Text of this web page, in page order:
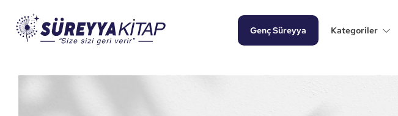
Genç Süreyya Kategoriler